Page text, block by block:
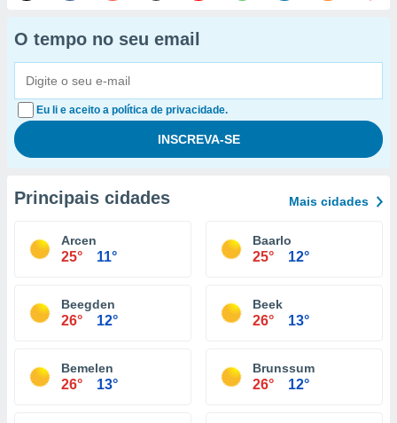
O tempo no seu email
Eu li e aceito a política de privacidade.
Principais cidades Mais cidades
Arcen
25° 11°
Baarlo
25° 12°
Beegden
26° 12°
Beek
26° 13°
Bemelen
26° 13°
Brunssum
26° 12°